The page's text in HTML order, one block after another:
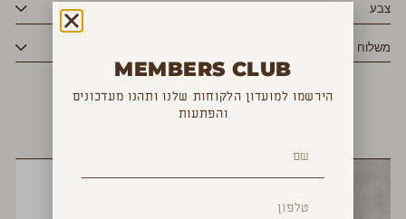
צבע
משלוח
MEMBERS CLUB
הירשמו למועדון הלקוחות שלנו ותהנו מעדכונים
והפתעות